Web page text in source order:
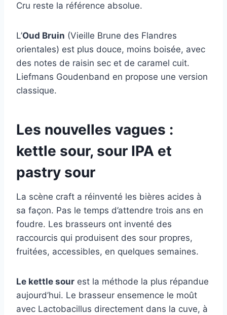
Cru reste la référence absolue.
L’Oud Bruin (Vieille Brune des Flandres
orientales) est plus douce, moins boisée, avec
des notes de raisin sec et de caramel cuit.
Liefmans Goudenband en propose une version
classique.
Les nouvelles vagues :
kettle sour, sour IPA et
pastry sour
La scène craft a réinventé les bières acides à
sa façon. Pas le temps d’attendre trois ans en
foudre. Les brasseurs ont inventé des
raccourcis qui produisent des sour propres,
fruitées, accessibles, en quelques semaines.
Le kettle sour est la méthode la plus répandue
aujourd’hui. Le brasseur ensemence le moût
avec Lactobacillus directement dans la cuve, à